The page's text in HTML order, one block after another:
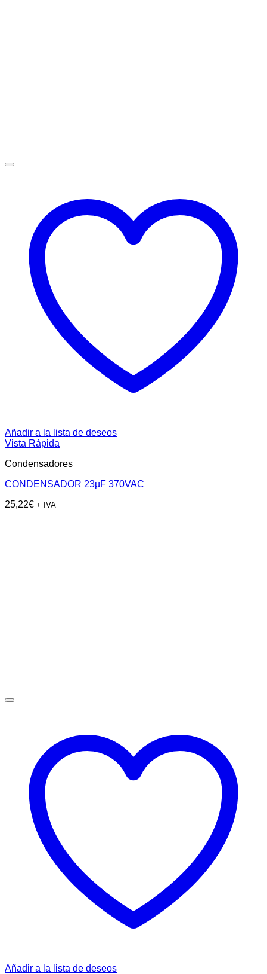
Añadir a la lista de deseos
Vista Rápida
Condensadores
CONDENSADOR 23µF 370VAC
25,22€ + IVA
Añadir a la lista de deseos